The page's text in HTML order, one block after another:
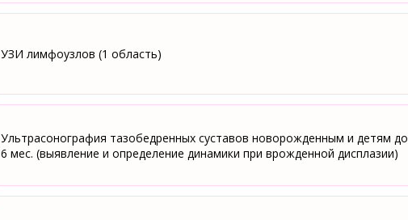
УЗИ лимфоузлов (1 область)
Ультрасонография тазобедренных суставов новорожденным и детям до
6 мес. (выявление и определение динамики при врожденной дисплазии)